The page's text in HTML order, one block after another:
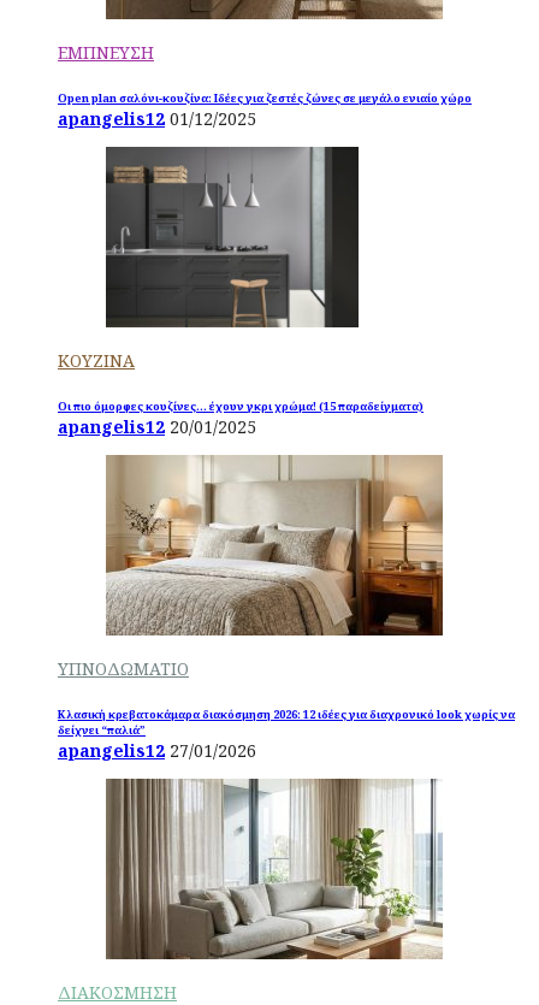
ΕΜΠΝΕΥΣΗ
Open plan σαλόνι-κουζίνα: Ιδέες για ζεστές ζώνες σε μεγάλο ενιαίο χώρο
apangelis12 01/12/2025
ΚΟΥΖΙΝΑ
Οι πιο όμορφες κουζίνες… έχουν γκρι χρώμα! (15 παραδείγματα)
apangelis12 20/01/2025
ΥΠΝΟΔΩΜΑΤΙΟ
Κλασική κρεβατοκάμαρα διακόσμηση 2026: 12 ιδέες για διαχρονικό look χωρίς να
δείχνει “παλιά”
apangelis12 27/01/2026
ΔΙΑΚΟΣΜΗΣΗ